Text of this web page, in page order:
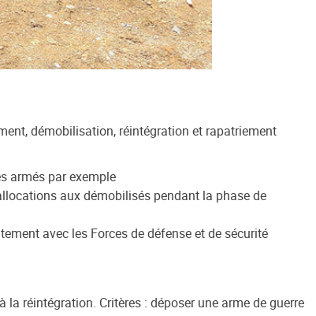
démobilisation, réintégration et rapatriement
armés par exemple
aux démobilisés pendant la phase de
avec les Forces de défense et de sécurité
réintégration. Critères : déposer une arme de guerre